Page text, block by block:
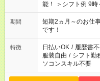
能！ ＞シフト例 9
のご都合に合わせ
でお休みや時間の調
い。
期間
短期2ヵ月～のお仕
です！
特徴 日払いOK / 履歴書
服装自由 / シフト勤
ソコンスキル不要